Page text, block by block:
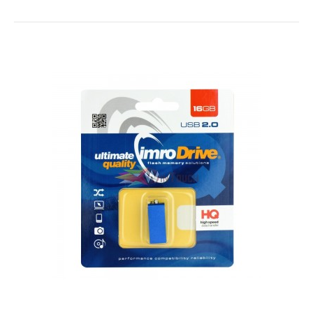
Memory Card Micro SDHC Imro 16 GB class
10 Without Adapter